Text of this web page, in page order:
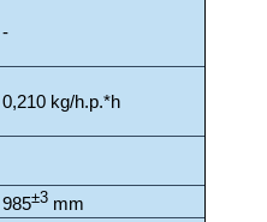
-
0,210 kg/h.p.*h
985±3mm